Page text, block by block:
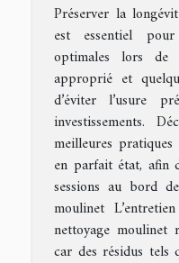
Préserver la
est essentiel
optimales lors de
approprié et
d’éviter l’usure
investissements.
meilleures
en parfait état, afin
sessions au bord
moulinet
nettoyage moulinet
car des résidus tels